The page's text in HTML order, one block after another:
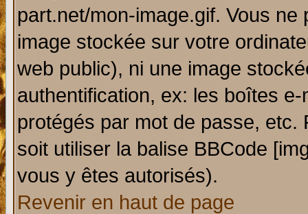
part.net/mon-image.gif. Vous
image stockée sur votre
web public), ni une image
authentification, ex: les boîtes
protégés par mot de passe,
soit utiliser la balise BBCode
vous y êtes autorisés).
Revenir en haut de page